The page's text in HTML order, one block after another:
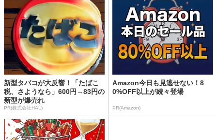
新型タバコが大反響！「たばこ
税、さようなら」600円→83円の
新型が爆売れ
PR(株式会社HAL)
Amazon今日も見逃せない！8
0%OFF以上が続々登場
PR(Amazon)